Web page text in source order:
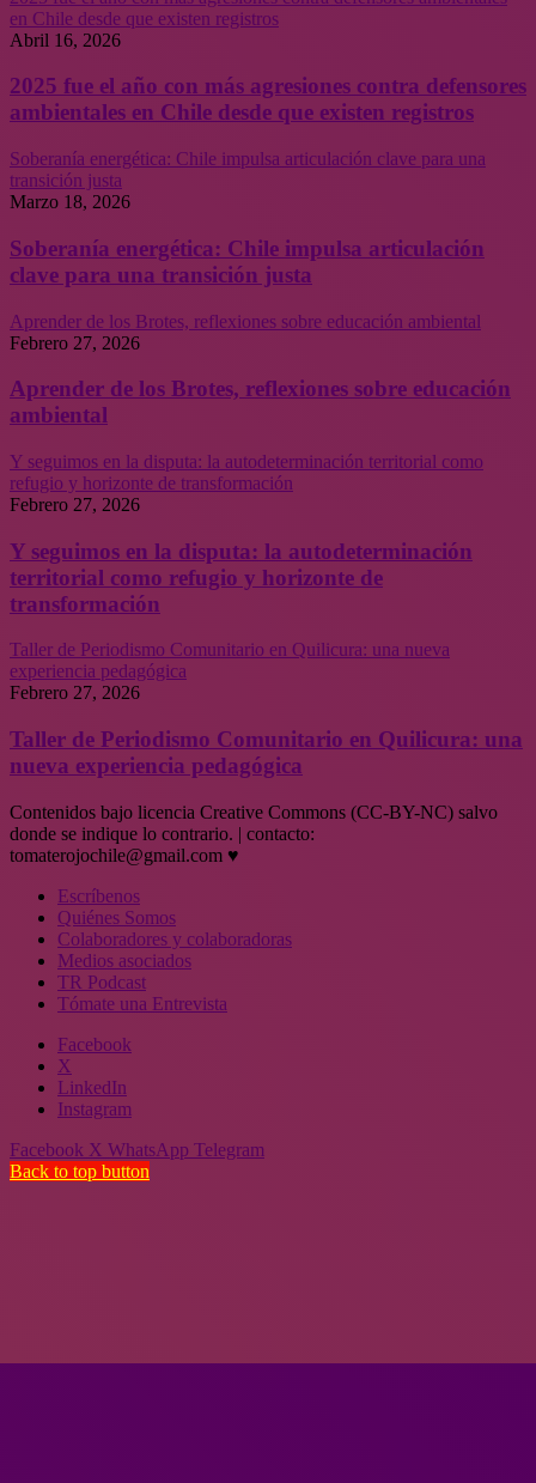
en Chile desde que existen registros
Abril 16, 2026
2025 fue el año con más agresiones contra defensores
ambientales en Chile desde que existen registros
Soberanía energética: Chile impulsa articulación clave para una
transición justa
Marzo 18, 2026
Soberanía energética: Chile impulsa articulación
clave para una transición justa
Aprender de los Brotes, reflexiones sobre educación ambiental
Febrero 27, 2026
Aprender de los Brotes, reflexiones sobre educación
ambiental
Y seguimos en la disputa: la autodeterminación territorial como
refugio y horizonte de transformación
Febrero 27, 2026
Y seguimos en la disputa: la autodeterminación
territorial como refugio y horizonte de
transformación
Taller de Periodismo Comunitario en Quilicura: una nueva
experiencia pedagógica
Febrero 27, 2026
Taller de Periodismo Comunitario en Quilicura: una
nueva experiencia pedagógica
Contenidos bajo licencia Creative Commons (CC-BY-NC) salvo
donde se indique lo contrario. | contacto:
tomaterojochile@gmail.com ♥
Escríbenos
Quiénes Somos
Colaboradores y colaboradoras
Medios asociados
TR Podcast
Tómate una Entrevista
Facebook
X
LinkedIn
Instagram
Facebook X WhatsApp Telegram
Back to top button